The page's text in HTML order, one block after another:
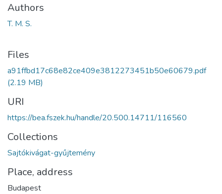
Authors
T. M. S.
Files
a91ffbd17c68e82ce409e3812273451b50e60679.pdf
(2.19 MB)
URI
https://bea.fszek.hu/handle/20.500.14711/116560
Collections
Sajtókivágat-gyűjtemény
Place, address
Budapest